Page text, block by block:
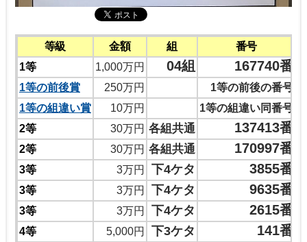
等級 金額 組
番号
1等
1,000万円 04組 167740番
1等の前後賞 250万円
1等の前後の番号
1等の組違い賞
10万円
1等の組違い同番号
2等
30万円 各組共通 137413番
2等 30万円 各組共通 170997番
3等 3万円 下4ケタ 3855番
3等 3万円 下4ケタ 9635番
3等 3万円 下4ケタ 2615番
4等 5,000円 下3ケタ 141番